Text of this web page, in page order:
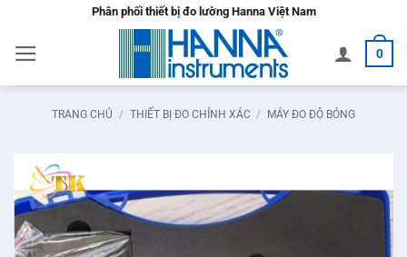
nội
dung
Phân phối thiết bị đo lường Hanna Việt Nam
0
TRANG CHỦ / THIẾT BỊ ĐO CHÍNH XÁC / MÁY ĐO ĐỘ BÓNG